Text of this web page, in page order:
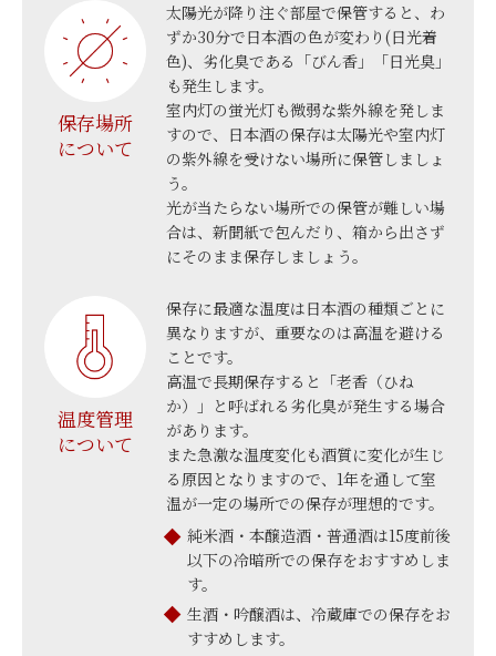
保存場所
について
太陽光が降り注ぐ部屋で保管すると、わ
ずか30分で日本酒の色が変わり(日光着
色)、劣化臭である「びん香」「日光臭」
も発生します。
室内灯の蛍光灯も微弱な紫外線を発しま
すので、日本酒の保存は太陽光や室内灯
の紫外線を受けない場所に保管しましょ
う。
光が当たらない場所での保管が難しい場
合は、新聞紙で包んだり、箱から出さず
にそのまま保存しましょう。
温度管理
について
保存に最適な温度は日本酒の種類ごとに
異なりますが、重要なのは高温を避ける
ことです。
高温で長期保存すると「老香（ひね
か）」と呼ばれる劣化臭が発生する場合
があります。
また急激な温度変化も酒質に変化が生じ
る原因となりますので、1年を通して室
温が一定の場所での保存が理想的です。
純米酒・本醸造酒・普通酒は15度前後
以下の冷暗所での保存をおすすめしま
す。
生酒・吟醸酒は、冷蔵庫での保存をお
すすめします。